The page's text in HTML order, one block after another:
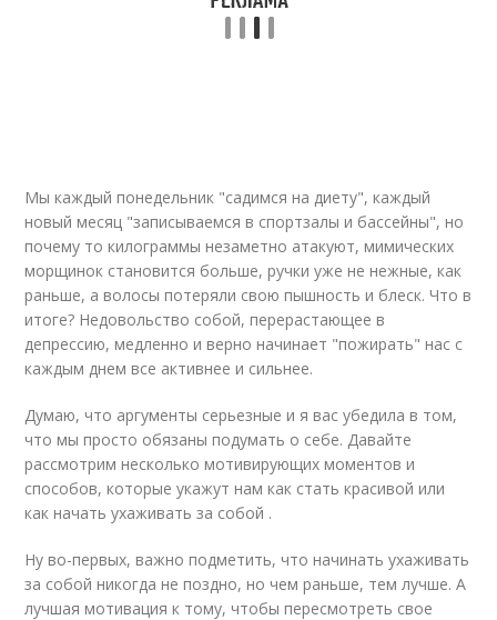
Мы каждый понедельник "садимся на диету", каждый
новый месяц "записываемся в спортзалы и бассейны", но
почему то килограммы незаметно атакуют, мимических
морщинок становится больше, ручки уже не нежные, как
раньше, а волосы потеряли свою пышность и блеск. Что в
итоге? Недовольство собой, перерастающее в
депрессию, медленно и верно начинает "пожирать" нас с
каждым днем все активнее и сильнее.
Думаю, что аргументы серьезные и я вас убедила в том,
что мы просто обязаны подумать о себе. Давайте
рассмотрим несколько мотивирующих моментов и
способов, которые укажут нам как стать красивой или
как начать ухаживать за собой .
Ну во-первых, важно подметить, что начинать ухаживать
за собой никогда не поздно, но чем раньше, тем лучше. А
лучшая мотивация к тому, чтобы пересмотреть свое